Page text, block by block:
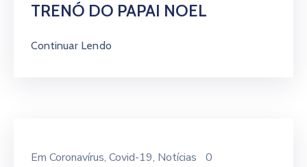
TRENÓ DO PAPAI NOEL
Continuar Lendo
Em Coronavírus‚ Covid-19‚ Notícias 0